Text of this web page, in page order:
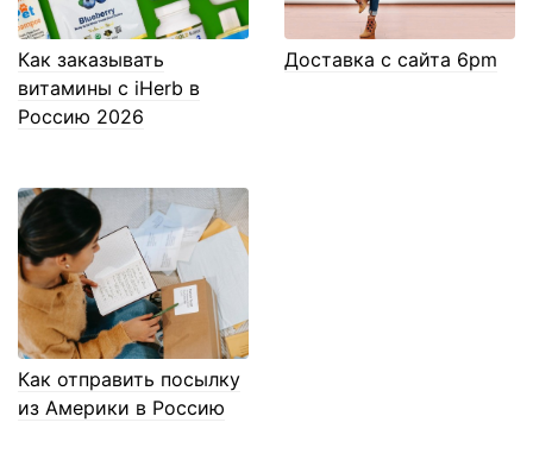
Как заказывать
витамины с iHerb в
Россию 2026
Доставка с сайта 6pm
Как отправить посылку
из Америки в Россию